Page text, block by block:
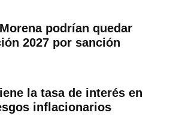
podrían quedar
2027 por sanción
la tasa de interés en
inflacionarios